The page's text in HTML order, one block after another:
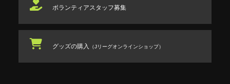
ボランティアスタッフ募集
グッズの購入 （Jリーグオンラインショップ）